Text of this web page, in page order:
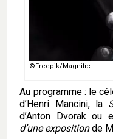
©Freepik/Magnific
Au programme : le
d’Henri Mancini, la
d’Anton Dvorak ou
d’une expositionde